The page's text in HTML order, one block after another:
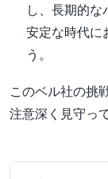
し、長期的
安定な時代に
う。
このベル社の挑
注意深く見守っ